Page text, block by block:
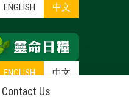
ENGLISH 中文
ENGLISH 中文
Contact Us